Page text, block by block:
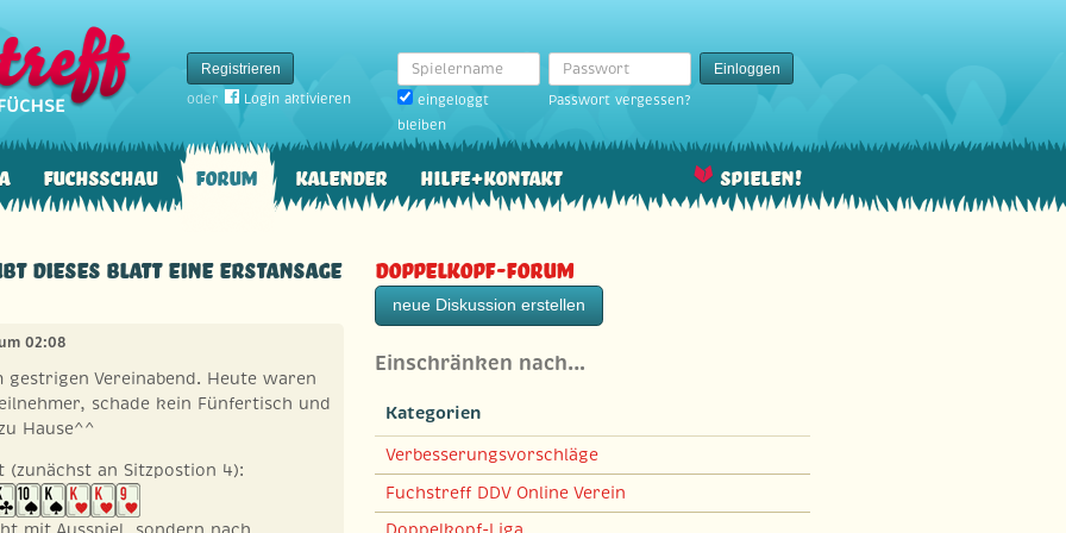
Registrieren
oder
Login aktivieren
Spielername
eingeloggt
bleiben
Passwort
Einloggen
Passwort vergessen?
Fuchsschau Forum Kalender Hilfe+Kontakt Spielen!
dieses Blatt eine Erstansage
02:08
gestrigen Vereinabend. Heute waren
schade kein Fünfertisch und
Hause^^
(zunächst an Sitzpostion 4):
Doppelkopf-Forum
neue Diskussion erstellen
Einschränken nach…
Kategorien
Verbesserungsvorschläge
Fuchstreff DDV Online Verein